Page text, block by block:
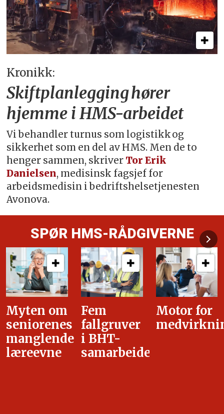
Kronikk:
Skiftplanlegging hører
hjemme i HMS-arbeidet
Vi behandler turnus som logistikk og
sikkerhet som en del av HMS. Men de to
henger sammen, skriver Tor Erik
Danielsen, medisinsk fagsjef for
arbeidsmedisin i bedriftshelsetjenesten
Avonova.
SPØR HMS-RÅDGIVERNE
Fem
fallgruver
i BHT-
samarbeidet
Motor for
medvirkning
i